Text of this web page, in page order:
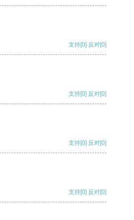
支持[0] 反对[0]
支持[0] 反对[0]
支持[0] 反对[0]
支持[0] 反对[0]